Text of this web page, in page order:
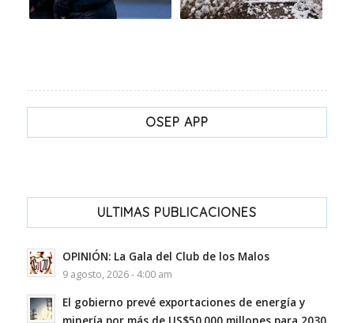
OSEP APP
ULTIMAS PUBLICACIONES
OPINIÓN: La Gala del Club de los Malos
9 agosto, 2026 - 4:00 am
El gobierno prevé exportaciones de energía y